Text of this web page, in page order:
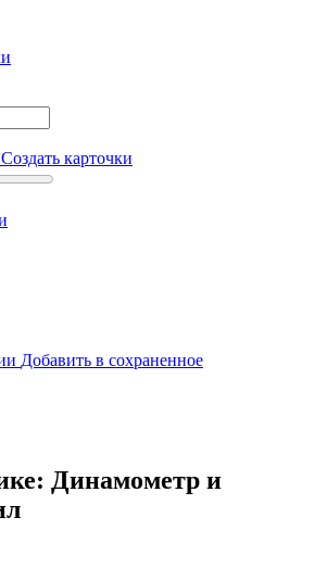
Создать карточки
Добавить в сохраненное
Динамометр и